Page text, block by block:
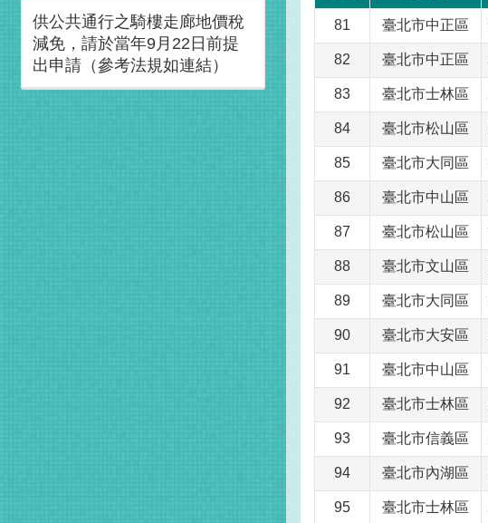
供公共通行之騎樓走廊地價稅
減免，請於當年9月22日前提
出申請（參考法規如連結）
81 臺北市中正區
82 臺北市中正區
83 臺北市士林區
84 臺北市松山區
85 臺北市大同區
86 臺北市中山區
87 臺北市松山區
88 臺北市文山區
89 臺北市大同區
90 臺北市大安區
91 臺北市中山區
92 臺北市士林區
93 臺北市信義區
94 臺北市內湖區
95 臺北市士林區